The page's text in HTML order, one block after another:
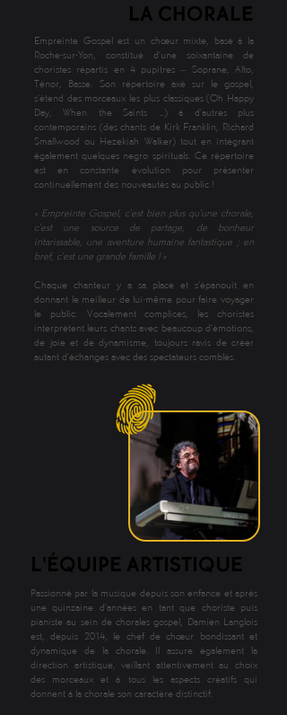
LA CHORALE
Empreinte Gospel est un chœur mixte, basé à la
Roche-sur-Yon, constitué d'une soixantaine de
choristes répartis en 4 pupitres – Soprane, Alto,
Ténor, Basse. Son répertoire axé sur le gospel,
s’étend des morceaux les plus classiques (Oh Happy
Day, When the Saints …) à d’autres plus
contemporains (des chants de Kirk Franklin, Richard
Smallwood ou Hezekiah Walker) tout en intégrant
également quelques negro spirituals. Ce répertoire
est en constante évolution pour présenter
continuellement des nouveautés au public !
« Empreinte Gospel, c’est bien plus qu’une chorale,
c’est une source de partage, de bonheur
intarissable, une aventure humaine fantastique ; en
bref, c’est une grande famille ! »
Chaque chanteur y a sa place et s’épanouit en
donnant le meilleur de lui-même pour faire voyager
le public. Vocalement complices, les choristes
interprètent leurs chants avec beaucoup d’émotions,
de joie et de dynamisme, toujours ravis de créer
autant d’échanges avec des spectateurs comblés.
L'ÉQUIPE ARTISTIQUE
Passionné par la musique depuis son enfance et après
une quinzaine d’années en tant que choriste puis
pianiste au sein de chorales gospel, Damien Langlois
est, depuis 2014, le chef de chœur bondissant et
dynamique de la chorale. Il assure également la
direction artistique, veillant attentivement au choix
des morceaux et à tous les aspects créatifs qui
donnent à la chorale son caractère distinctif.